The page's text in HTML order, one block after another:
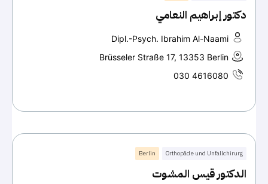
دكتور إبراهيم النعامي
Dipl.-Psych. Ibrahim Al-Naami
Brüsseler Straße 17, 13353 Berlin
030 4616080
Orthopäde und Unfallchirurg
Berlin
الدكتور قيس المشوت